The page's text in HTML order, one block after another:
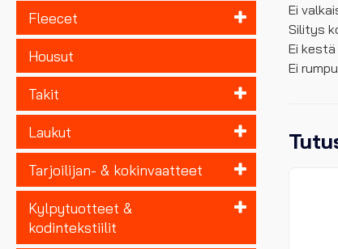
Fleecet
Housut
Takit
Laukut
Tarjoilijan- & kokinvaatteet
Kylpytuotteet &
kodintekstiilit
Ei
Silitys
Ei
Ei